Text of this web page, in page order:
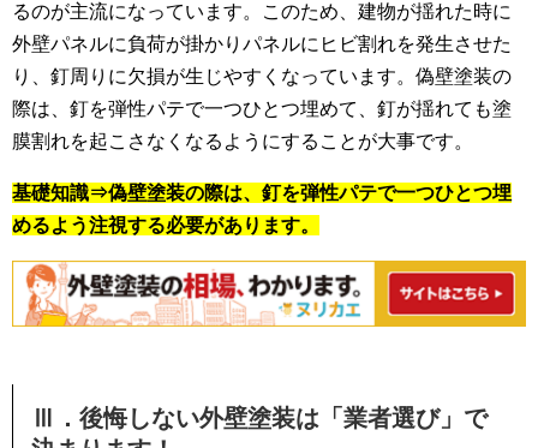
るのが主流になっています。このため、建物が揺れた時に
外壁パネルに負荷が掛かりパネルにヒビ割れを発生させた
り、釘周りに欠損が生じやすくなっています。偽壁塗装の
際は、釘を弾性パテで一つひとつ埋めて、釘が揺れても塗
膜割れを起こさなくなるようにすることが大事です。
基礎知識⇒偽壁塗装の際は、釘を弾性パテで一つひとつ埋
めるよう注視する必要があります。
Ⅲ．後悔しない外壁塗装は「業者選び」で